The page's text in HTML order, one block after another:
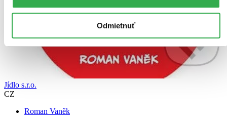
Odmietnuť
Jídlo s.r.o.
CZ
Roman Vaněk